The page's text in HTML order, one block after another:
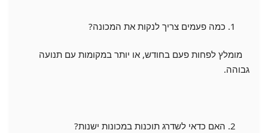
כמה פעמים צריך לנקות את המכונה?
מומלץ לפחות פעם בחודש, או יותר במקומות עם תנועה
גבוהה.
האם כדאי לשדרג תוכנות במכונות ישנות?